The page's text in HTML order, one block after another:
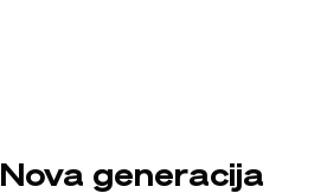
Nova generacija